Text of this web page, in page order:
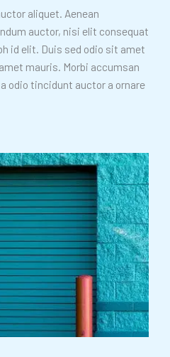
aliquet. Aenean
auctor, nisi elit consequat
id elit. Duis sed odio sit amet
mauris. Morbi accumsan
odio tincidunt auctor a ornare